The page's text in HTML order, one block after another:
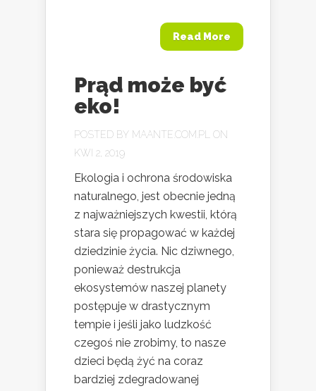
Read More
Prąd może być
eko!
POSTED BY MAANTE.COM.PL
ON
KWI 2, 2019
Ekologia i ochrona środowiska
naturalnego, jest obecnie jedną
z najważniejszych kwestii, którą
stara się propagować w każdej
dziedzinie życia. Nic dziwnego,
ponieważ destrukcja
ekosystemów naszej planety
postępuje w drastycznym
tempie i jeśli jako ludzkość
czegoś nie zrobimy, to nasze
dzieci będą żyć na coraz
bardziej zdegradowanej